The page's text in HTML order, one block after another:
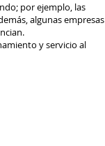
por ejemplo, las
algunas empresas
y servicio al